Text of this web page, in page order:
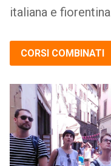
italiana e
CORSI COMBINATI